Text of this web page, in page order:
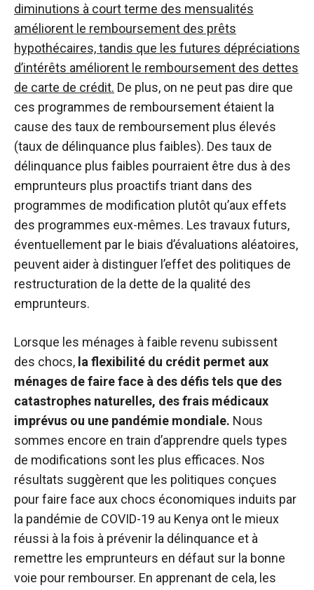
diminutions à court terme des mensualités
améliorent le remboursement des prêts
hypothécaires, tandis que les futures dépréciations
d’intérêts améliorent le remboursement des dettes
de carte de crédit. De plus, on ne peut pas dire que
ces programmes de remboursement étaient la
cause des taux de remboursement plus élevés
(taux de délinquance plus faibles). Des taux de
délinquance plus faibles pourraient être dus à des
emprunteurs plus proactifs triant dans des
programmes de modification plutôt qu’aux effets
des programmes eux-mêmes. Les travaux futurs,
éventuellement par le biais d’évaluations aléatoires,
peuvent aider à distinguer l’effet des politiques de
restructuration de la dette de la qualité des
emprunteurs.
Lorsque les ménages à faible revenu subissent
des chocs, la flexibilité du crédit permet aux
ménages de faire face à des défis tels que des
catastrophes naturelles, des frais médicaux
imprévus ou une pandémie mondiale. Nous
sommes encore en train d’apprendre quels types
de modifications sont les plus efficaces. Nos
résultats suggèrent que les politiques conçues
pour faire face aux chocs économiques induits par
la pandémie de COVID-19 au Kenya ont le mieux
réussi à la fois à prévenir la délinquance et à
remettre les emprunteurs en défaut sur la bonne
voie pour rembourser. En apprenant de cela, les